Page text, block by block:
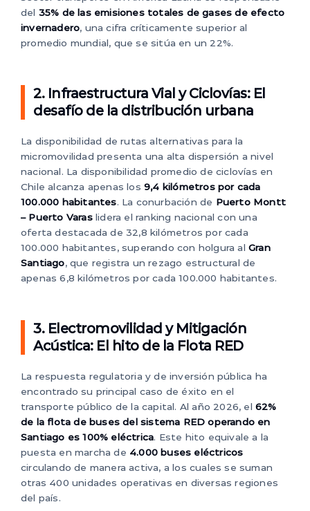
del 35% de las emisiones totales de gases de efecto
invernadero, una cifra críticamente superior al
promedio mundial, que se sitúa en un 22%.
2. Infraestructura Vial y Ciclovías: El
desafío de la distribución urbana
La disponibilidad de rutas alternativas para la
micromovilidad presenta una alta dispersión a nivel
nacional. La disponibilidad promedio de ciclovías en
Chile alcanza apenas los 9,4 kilómetros por cada
100.000 habitantes. La conurbación de Puerto Montt
– Puerto Varaslidera el ranking nacional con una
oferta destacada de 32,8 kilómetros por cada
100.000 habitantes, superando con holgura alGran
Santiago, que registra un rezago estructural de
apenas 6,8 kilómetros por cada 100.000 habitantes.
3. Electromovilidad y Mitigación
Acústica: El hito de la Flota RED
La respuesta regulatoria y de inversión pública ha
encontrado su principal caso de éxito en el
transporte público de la capital. Al año 2026, el62%
de la flota de buses del sistema RED operando en
Santiago es 100% eléctrica. Este hito equivale a la
puesta en marcha de 4.000 buses eléctricos
circulando de manera activa, a los cuales se suman
otras 400 unidades operativas en diversas regiones
del país.